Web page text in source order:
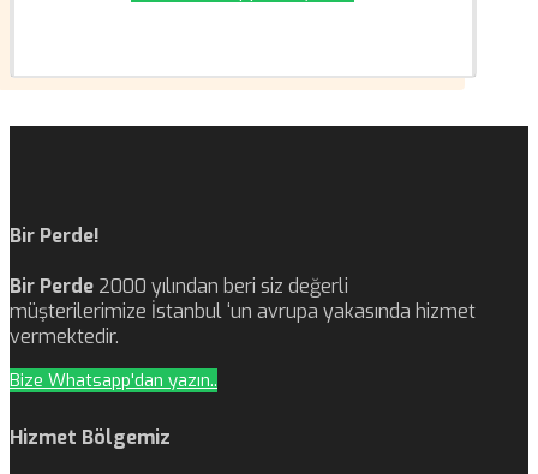
Bir Perde!
Bir Perde 2000 yılından beri siz değerli
müşterilerimize İstanbul ‘un avrupa yakasında hizmet
vermektedir.
Bize Whatsapp'dan yazın..
Hizmet Bölgemiz